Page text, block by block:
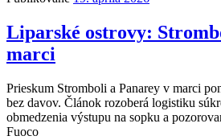
Liparské ostrovy:
marci
Prieskum Stromboli a Panarey v marci
bez davov. Článok rozoberá logistiku
obmedzenia výstupu na sopku a
Fuoco